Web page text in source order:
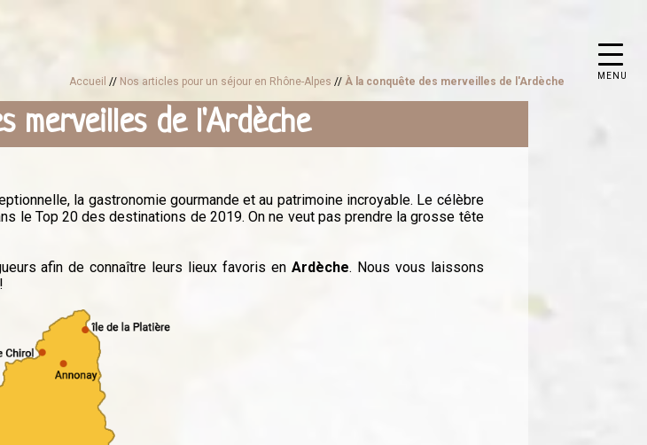
MENU
Accueil // Nos articles pour un séjour en Rhône-Alpes //À la conquête des merveilles de l'Ardèche
merveilles de l'Ardèche
la gastronomie gourmande et au patrimoine incroyable. Le célèbre
le Top 20 des destinations de 2019. On ne veut pas prendre la grosse tête
afin de connaître leurs lieux favoris en Ardèche. Nous vous laissons